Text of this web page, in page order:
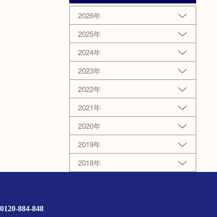
2026年
2025年
2024年
2023年
2022年
2021年
2020年
2019年
2018年
884-848